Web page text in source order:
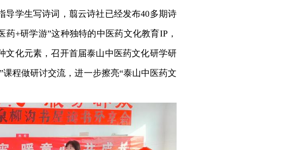
学生写诗词，翦云诗社已经发布40多期诗
+研学游”这种独特的中医药文化教育IP，
文化元素，召开首届泰山中医药文化研学研
程做研讨交流，进一步擦亮“泰山中医药文